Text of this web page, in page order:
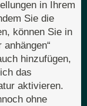
in Ihrem
Sie die
können Sie in
hinzufügen,
das
aktivieren.
ohne